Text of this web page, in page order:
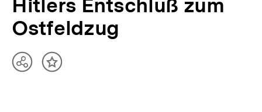
Hitlers Entschluß zum
Ostfeldzug
TeilenInhalt